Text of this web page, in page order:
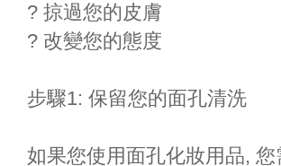
? 掠過您的皮膚
? 改變您的態度
步驟1: 保留您的面孔清洗
如果您使用面孔化妝用品,